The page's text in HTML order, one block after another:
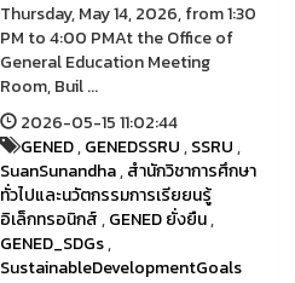
Thursday, May 14, 2026, from 1:30
PM to 4:00 PMAt the Office of
General Education Meeting
Room, Buil ...
2026-05-15 11:02:44
GENED,GENEDSSRU,SSRU,
SuanSunandha,สำนักวิชาการศึกษา
ทั่วไปและนวัตกรรมการเรียยนรู้
อิเล็กทรอนิกส์,GENED ยั่งยืน,
GENED_SDGs,
SustainableDevelopmentGoals